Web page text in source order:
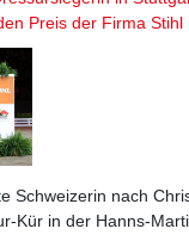
Preis der Firma Stihl
Schweizerin nach
Kür in der Hanns-